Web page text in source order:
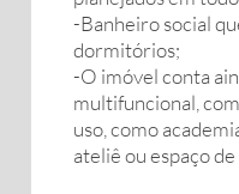
-Banheiro social
dormitórios;
-O imóvel conta
multifuncional,
uso, como
ateliê ou espaço